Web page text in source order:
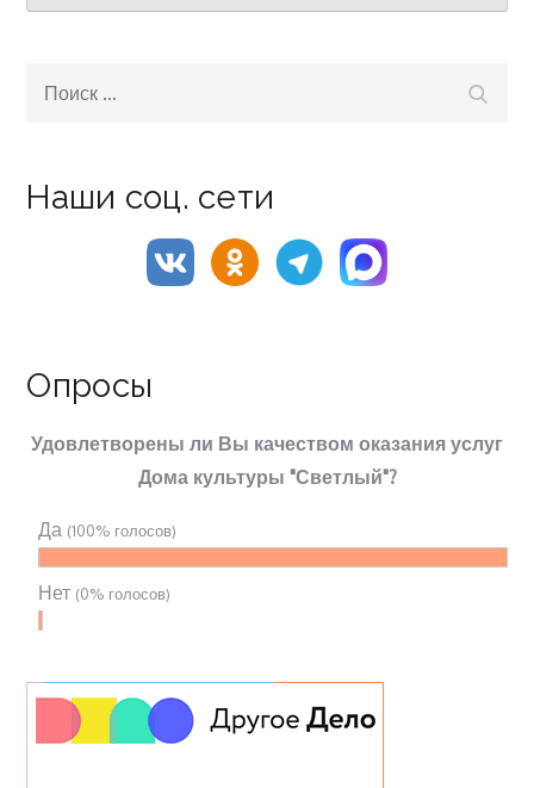
Search
Наши соц. сети
Опросы
Удовлетворены ли Вы качеством оказания услуг
Дома культуры "Светлый"?
Да (100% голосов)
Нет (0% голосов)